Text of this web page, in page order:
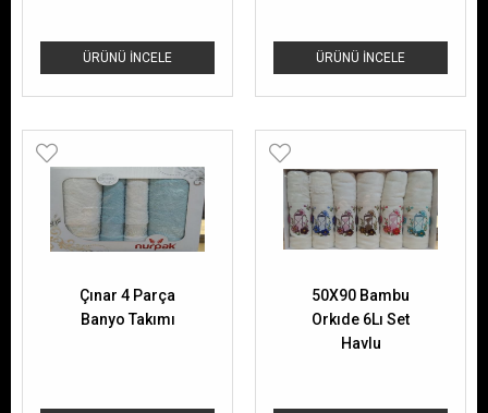
ÜRÜNÜ İNCELE ÜRÜNÜ İNCELE
Çınar 4 Parça
Banyo Takımı
50X90 Bambu
Orkıde 6Lı Set
Havlu